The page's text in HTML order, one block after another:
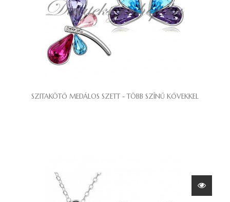
SZITAKÖTŐ MEDÁLOS SZETT - TÖBB SZÍNŰ KŐVEKKEL